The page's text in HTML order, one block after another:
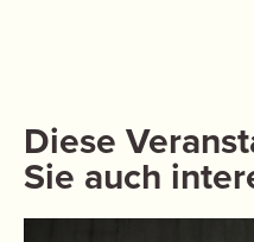
Diese
Sie auch